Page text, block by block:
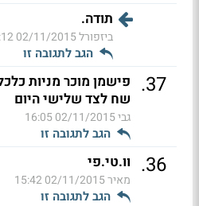
תודה.
ביזפורל02/11/2015 17:12
הגב לתגובה זו
37
.
שח לצד שלישי היום
גבי02/11/2015 16:05
הגב לתגובה זו
36
. וו.טי.פי
מאיר02/11/2015 15:42
הגב לתגובה זו